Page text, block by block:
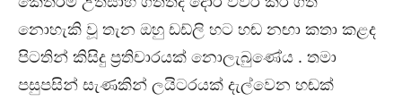
නොහැකි වූ තැන ඔහු ඩඩ්ලි හට හඬ නඟා කතා කළද
පිටතින් කිසිදු ප්‍රතිචාරයක් නොලැබුණේය . තමා
පසුපසින් සැණකින් ලයිටරයක් දැල්වෙන හඬක්